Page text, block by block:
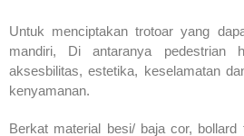
Untuk menciptakan trotoar yang
mandiri, Di antaranya pedestrian
aksesbilitas, estetika, keselamatan
kenyamanan.
Berkat material besi/ baja cor,